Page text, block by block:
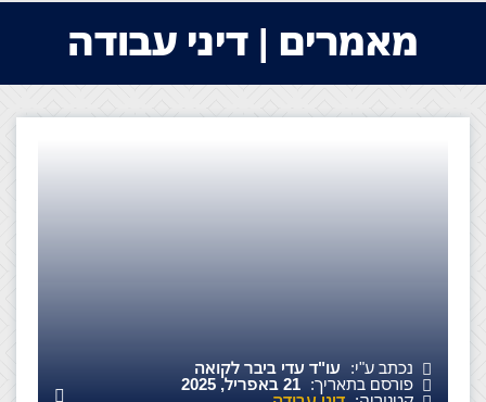
מאמרים | דיני עבודה
נכתב ע"י: עו"ד עדי ביבר לקואה
פורסם בתאריך: 21 באפריל, 2025